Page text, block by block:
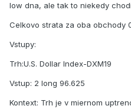
low dna, ale tak to niekedy
Celkovo strata za oba obchody
Vstupy:
Trh:U.S. Dollar Index-DXM19
Vstup: 2 long 96.625
Kontext: Trh je v miernom